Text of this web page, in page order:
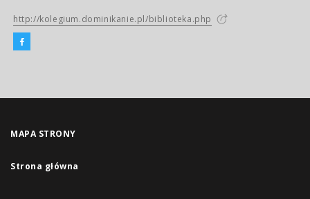
http://kolegium.dominikanie.pl/biblioteka.php
MAPA STRONY
Strona główna